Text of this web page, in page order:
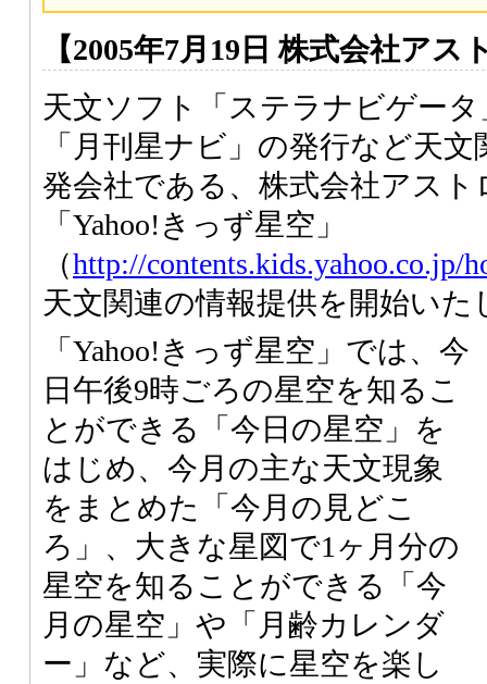
【2005年7月19日 株式会社アス
天文ソフト「ステラナビゲー
「月刊星ナビ」の発行など天
発会社である、株式会社アスト
「Yahoo!きっず星空」
（http://contents.kids.yahoo.co.jp/
天文関連の情報提供を開始いた
「Yahoo!きっず星空」では、今
日午後9時ごろの星空を知るこ
とができる「今日の星空」を
はじめ、今月の主な天文現象
をまとめた「今月の見どこ
ろ」、大きな星図で1ヶ月分の
星空を知ることができる「今
月の星空」や「月齢カレンダ
ー」など、実際に星空を楽し